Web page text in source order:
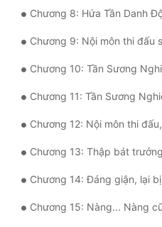
Chương 8: Hứa Tần Danh
Chương 9: Nội môn thi đấu
Chương 10: Tần Sương Nghiên: Ta một
Chương 11: Tần Sương Nghiên,
Chương 12: Nội môn thi
Chương 13: Thập bát trưởng lão: Hỏng rồi,
Chương 14: Đáng giận, lại
Chương 15: Nàng... Nàng